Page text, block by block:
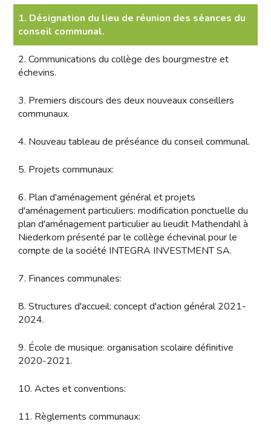
1. Désignation du lieu de réunion des séances du
conseil communal.
2. Communications du collège des bourgmestre et
échevins.
3. Premiers discours des deux nouveaux conseillers
communaux.
4. Nouveau tableau de préséance du conseil communal.
5. Projets communaux:
6. Plan d'aménagement général et projets
d'aménagement particuliers: modification ponctuelle du
plan d'aménagement particulier au lieudit Mathendahl à
Niederkorn présenté par le collège échevinal pour le
compte de la société INTEGRA INVESTMENT SA.
7. Finances communales:
8. Structures d'accueil: concept d'action général 2021-
2024.
9. École de musique: organisation scolaire définitive
2020-2021.
10. Actes et conventions:
11. Règlements communaux: